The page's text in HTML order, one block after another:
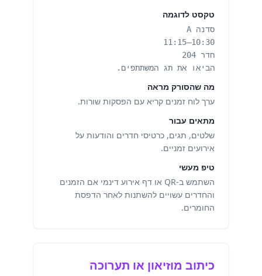
טקסט לדוגמה
סדנה A
10:30–11:15
חדר 204
הביאו את תג המשתתפים.
מה שהסורק מראה
ערך לוח זמנים קריא עם הפסקות שורות.
מתאים עבור
שלטים, תגים, כרטיסי חדרים והודעות על
אירועים זמניים.
טיפ מעשי
השתמש ב-QR או דף אירוע דינמי אם הזמנים
והחדרים עשויים להשתנות לאחר הדפסת
החומרים.
כיתוב מוזיאון או תערוכה